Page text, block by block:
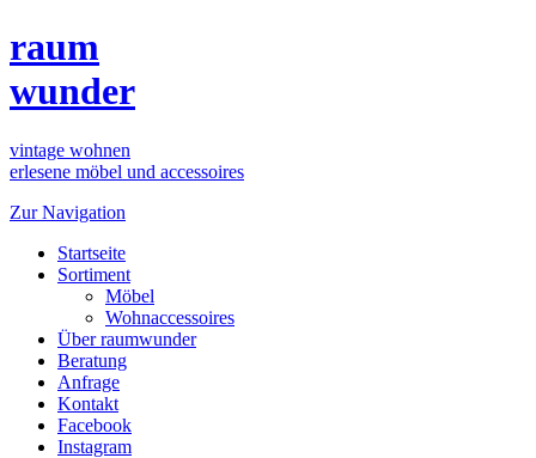
raum
wunder
vintage wohnen
erlesene möbel und accessoires
Zur Navigation
Startseite
Sortiment
Möbel
Wohnaccessoires
Über raumwunder
Beratung
Anfrage
Kontakt
Facebook
Instagram